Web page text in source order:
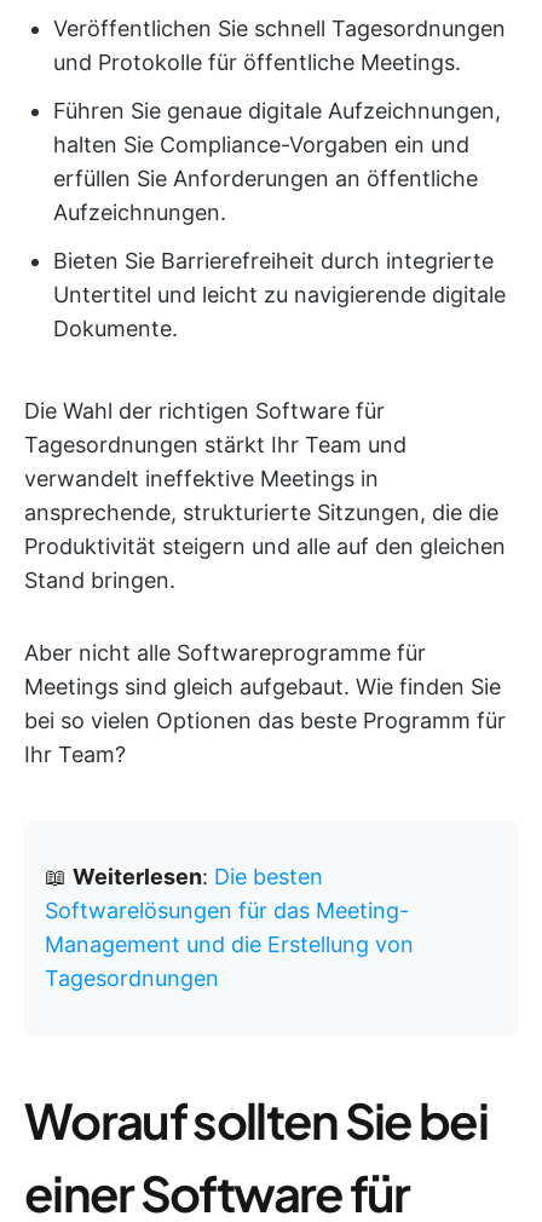
Veröffentlichen Sie schnell Tagesordnungen
und Protokolle für öffentliche Meetings.
Führen Sie genaue digitale Aufzeichnungen,
halten Sie Compliance-Vorgaben ein und
erfüllen Sie Anforderungen an öffentliche
Aufzeichnungen.
Bieten Sie Barrierefreiheit durch integrierte
Untertitel und leicht zu navigierende digitale
Dokumente.
Die Wahl der richtigen Software für
Tagesordnungen stärkt Ihr Team und
verwandelt ineffektive Meetings in
ansprechende, strukturierte Sitzungen, die die
Produktivität steigern und alle auf den gleichen
Stand bringen.
Aber nicht alle Softwareprogramme für
Meetings sind gleich aufgebaut. Wie finden Sie
bei so vielen Optionen das beste Programm für
Ihr Team?
📖 Weiterlesen: Die besten
Softwarelösungen für das Meeting-
Management und die Erstellung von
Tagesordnungen
Worauf sollten Sie bei
einer Software für